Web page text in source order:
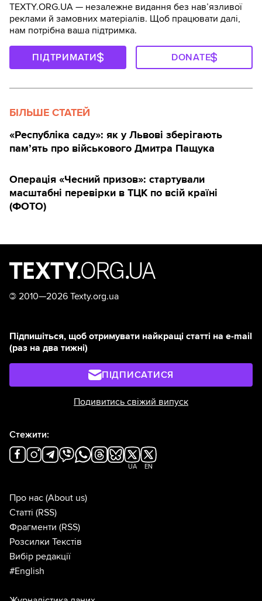
TEXTY.ORG.UA — незалежне видання без навʼязливої
реклами й замовних матеріалів. Щоб працювати далі,
нам потрібна ваша підтримка.
ПІДТРИМАТИ DONATE
БІЛЬШЕ СТАТЕЙ
«Республіка саду»: як у Львові зберігають
пам’ять про військового Дмитра Пащука
Операція «Чесний призов»: стартували
масштабні перевірки в ТЦК по всій країні
(ФОТО)
© 2010—2026 Texty.org.ua
Підпишіться, щоб отримувати найкращі статті на e-mail
(раз на два тижні)
ПІДПИСАТИСЯ
Подивитись свіжий випуск
Стежити:
UA EN
Про нас (About us)
Статті (RSS)
Фрагменти (RSS)
Розсилки Текстів
Вибір редакції
#English